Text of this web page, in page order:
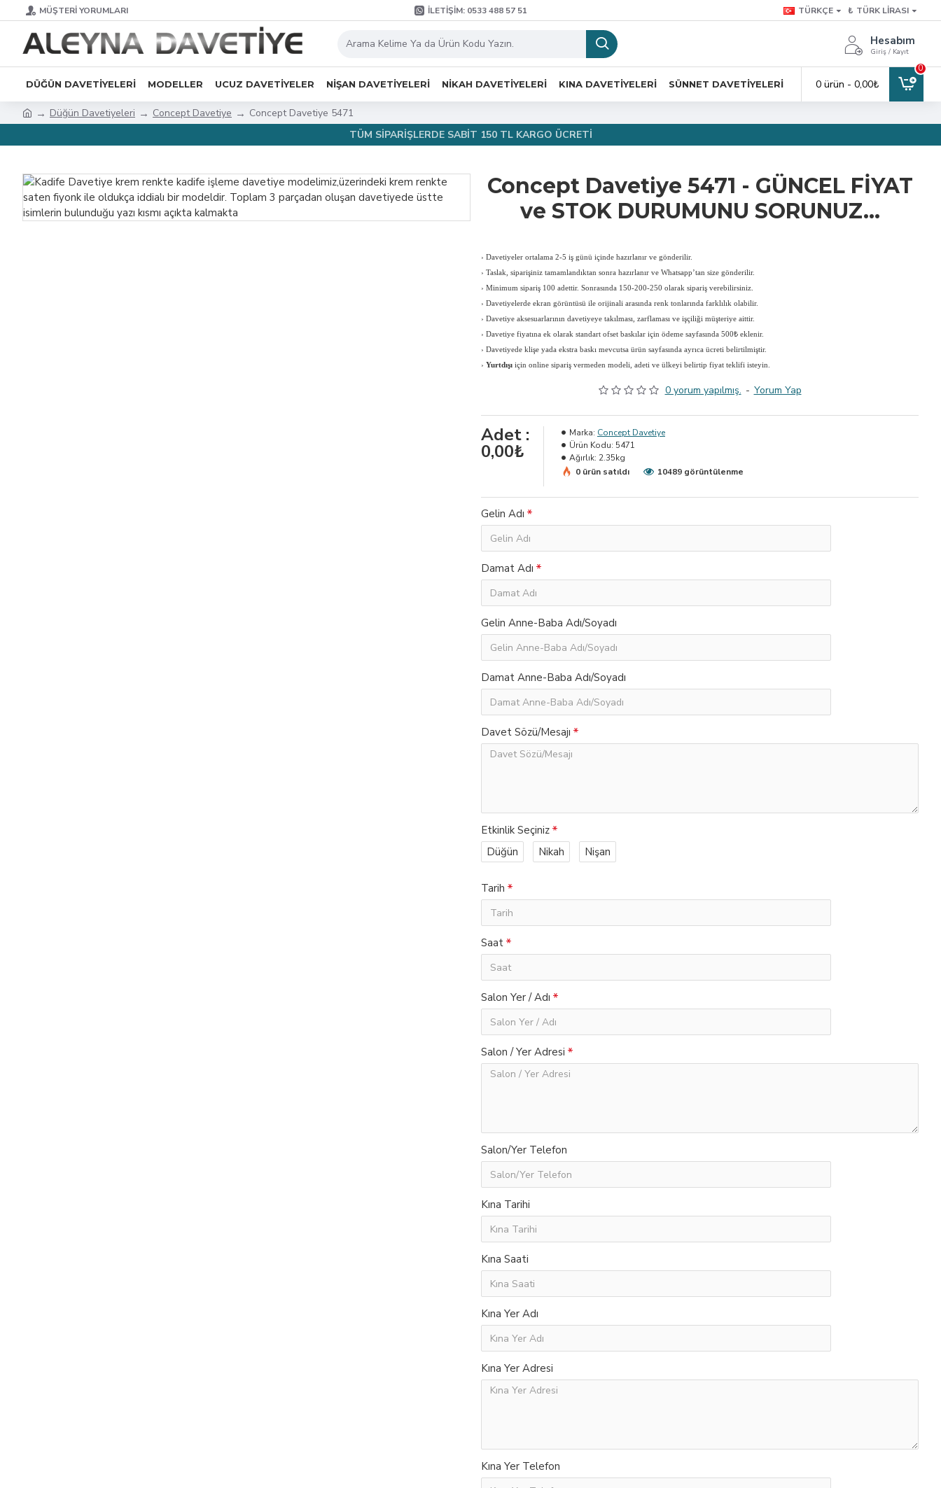
MÜŞTERI YORUMLARI İLETIŞIM: 0533 488 57 51 TÜRKÇE ₺ TÜRK LIRASI
Hesabım
Giriş / Kayıt
DÜĞÜN DAVETIYELERI MODELLER UCUZ DAVETIYELER NIŞAN DAVETIYELERI NIKAH DAVETIYELERI KINA DAVETIYELERI SÜNNET DAVETIYELERI 0 ürün - 0,00₺
0
Düğün Davetiyeleri Concept Davetiye
Concept Davetiye 5471
TÜM SİPARİŞLERDE SABİT 150 TL KARGO ÜCRETİ
Concept Davetiye 5471 - GÜNCEL FİYAT
ve STOK DURUMUNU SORUNUZ...
› Davetiyeler ortalama 2-5 iş günü içinde hazırlanır ve gönderilir.
› Taslak, siparişiniz tamamlandıktan sonra hazırlanır ve Whatsapp’tan size gönderilir.
› Minimum sipariş 100 adettir. Sonrasında 150-200-250 olarak sipariş verebilirsiniz.
› Davetiyelerde ekran görüntüsü ile orijinali arasında renk tonlarında farklılık olabilir.
› Davetiye aksesuarlarının davetiyeye takılması, zarflaması ve işçiliği müşteriye aittir.
› Davetiye fiyatına ek olarak standart ofset baskılar için ödeme sayfasında 500₺ eklenir.
› Davetiyede klişe yada ekstra baskı mevcutsa ürün sayfasında ayrıca ücreti belirtilmiştir.
› Yurtdışı için online sipariş vermeden modeli, adeti ve ülkeyi belirtip fiyat teklifi isteyin.
0 yorum yapılmış. - Yorum Yap
Adet :
0,00₺
Marka: Concept Davetiye
Ürün Kodu: 5471
Ağırlık: 2.35kg
0 ürün satıldı
10489 görüntülenme
Gelin Adı
Damat Adı
Gelin Anne-Baba Adı/Soyadı
Damat Anne-Baba Adı/Soyadı
Davet Sözü/Mesajı
Etkinlik Seçiniz
Düğün
Nikah Nişan
Tarih
Saat
Salon Yer / Adı
Salon / Yer Adresi
Salon/Yer Telefon
Kına Tarihi
Kına Saati
Kına Yer Adı
Kına Yer Adresi
Kına Yer Telefon